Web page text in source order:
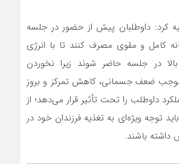
کرد: داوطلبان پیش از حضور در جلسه
کامل و مقوی مصرف کنند تا با انرژی
در جلسه حاضر شوند زیرا نخوردن
ضعف جسمانی، کاهش تمرکز و بروز
داوطلب را تحت تأثیر قرار می‌دهد؛ از
توجه ویژه‌ای به تغذیه فرزندان خود در
باشند.